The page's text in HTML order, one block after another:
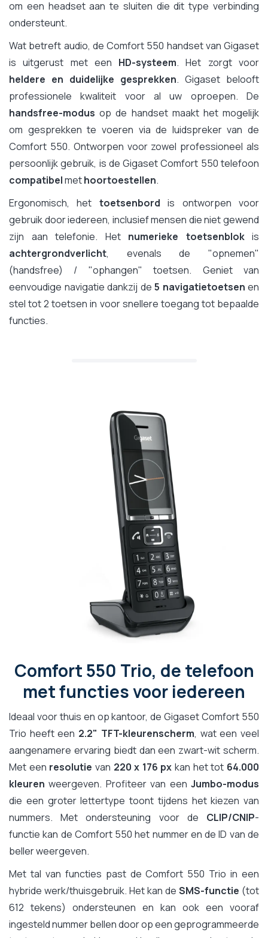
om een headset aan te sluiten die dit type verbinding
ondersteunt.
Wat betreft audio, de Comfort 550 handset van Gigaset
is uitgerust met een HD-systeem. Het zorgt voor
heldere en duidelijke gesprekken. Gigaset belooft
professionele kwaliteit voor al uw oproepen. De
handsfree-modus op de handset maakt het mogelijk
om gesprekken te voeren via de luidspreker van de
Comfort 550. Ontworpen voor zowel professioneel als
persoonlijk gebruik, is de Gigaset Comfort 550 telefoon
compatibelmethoortoestellen.
Ergonomisch, het toetsenbord is ontworpen voor
gebruik door iedereen, inclusief mensen die niet gewend
zijn aan telefonie. Het numerieke toetsenblokis
achtergrondverlicht, evenals de "opnemen"
(handsfree) / "ophangen" toetsen. Geniet van
eenvoudige navigatie dankzij de 5 navigatietoetsen en
stel tot 2 toetsen in voor snellere toegang tot bepaalde
functies.
Comfort 550 Trio, de telefoon
met functies voor iedereen
Ideaal voor thuis en op kantoor, de Gigaset Comfort 550
Trio heeft een 2.2" TFT-kleurenscherm, wat een veel
aangenamere ervaring biedt dan een zwart-wit scherm.
Met een resolutie van 220 x 176 px kan het tot 64.000
kleuren weergeven. Profiteer van een Jumbo-modus
die een groter lettertype toont tijdens het kiezen van
nummers. Met ondersteuning voor de CLIP/CNIP-
functie kan de Comfort 550 het nummer en de ID van de
beller weergeven.
Met tal van functies past de Comfort 550 Trio in een
hybride werk/thuisgebruik. Het kan de SMS-functie (tot
612 tekens) ondersteunen en kan ook een vooraf
ingesteld nummer bellen door op een geprogrammeerde